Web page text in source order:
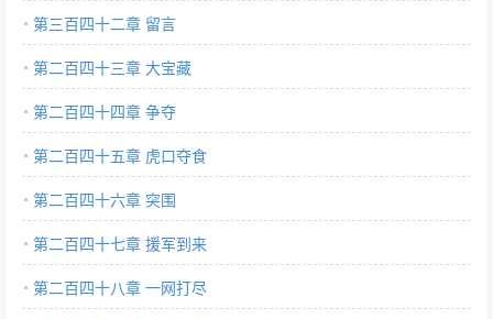
第三百四十二章 留言
第二百四十三章 大宝藏
第二百四十四章 争夺
第二百四十五章 虎口夺食
第二百四十六章 突围
第二百四十七章 援军到来
第二百四十八章 一网打尽